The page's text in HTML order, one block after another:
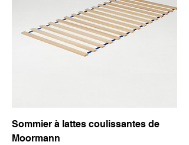
Sommier à lattes coulissantes de
Moormann